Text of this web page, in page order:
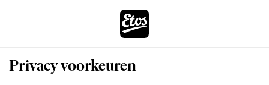
content
Vandaag besteld, maandag in huis
Zoeken
›
Privacy voorkeuren